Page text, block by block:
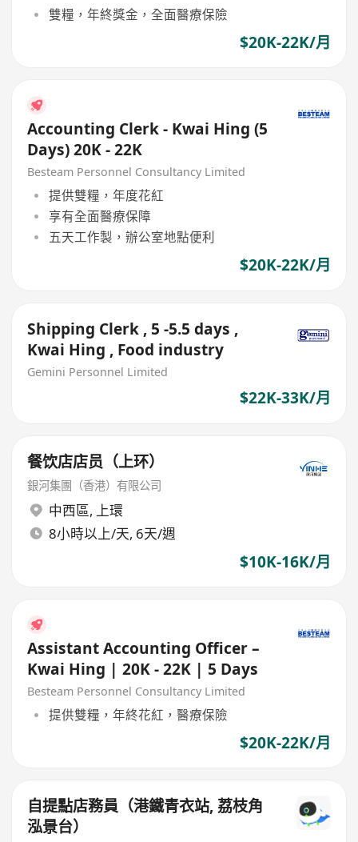
雙糧，年終獎金，全面醫療保險
$20K-22K/月
Accounting Clerk - Kwai Hing (5
Days) 20K - 22K
Besteam Personnel Consultancy Limited
提供雙糧，年度花紅
享有全面醫療保障
五天工作製，辦公室地點便利
$20K-22K/月
Shipping Clerk , 5 -5.5 days ,
Kwai Hing , Food industry
Gemini Personnel Limited
$22K-33K/月
餐饮店店员（上环）
銀河集團（香港）有限公司
中西區, 上環
8小時以上/天, 6天/週
$10K-16K/月
Assistant Accounting Officer –
Kwai Hing | 20K - 22K | 5 Days
Besteam Personnel Consultancy Limited
提供雙糧，年終花紅，醫療保險
$20K-22K/月
自提點店務員（港鐵青衣站, 荔枝角
泓景台）